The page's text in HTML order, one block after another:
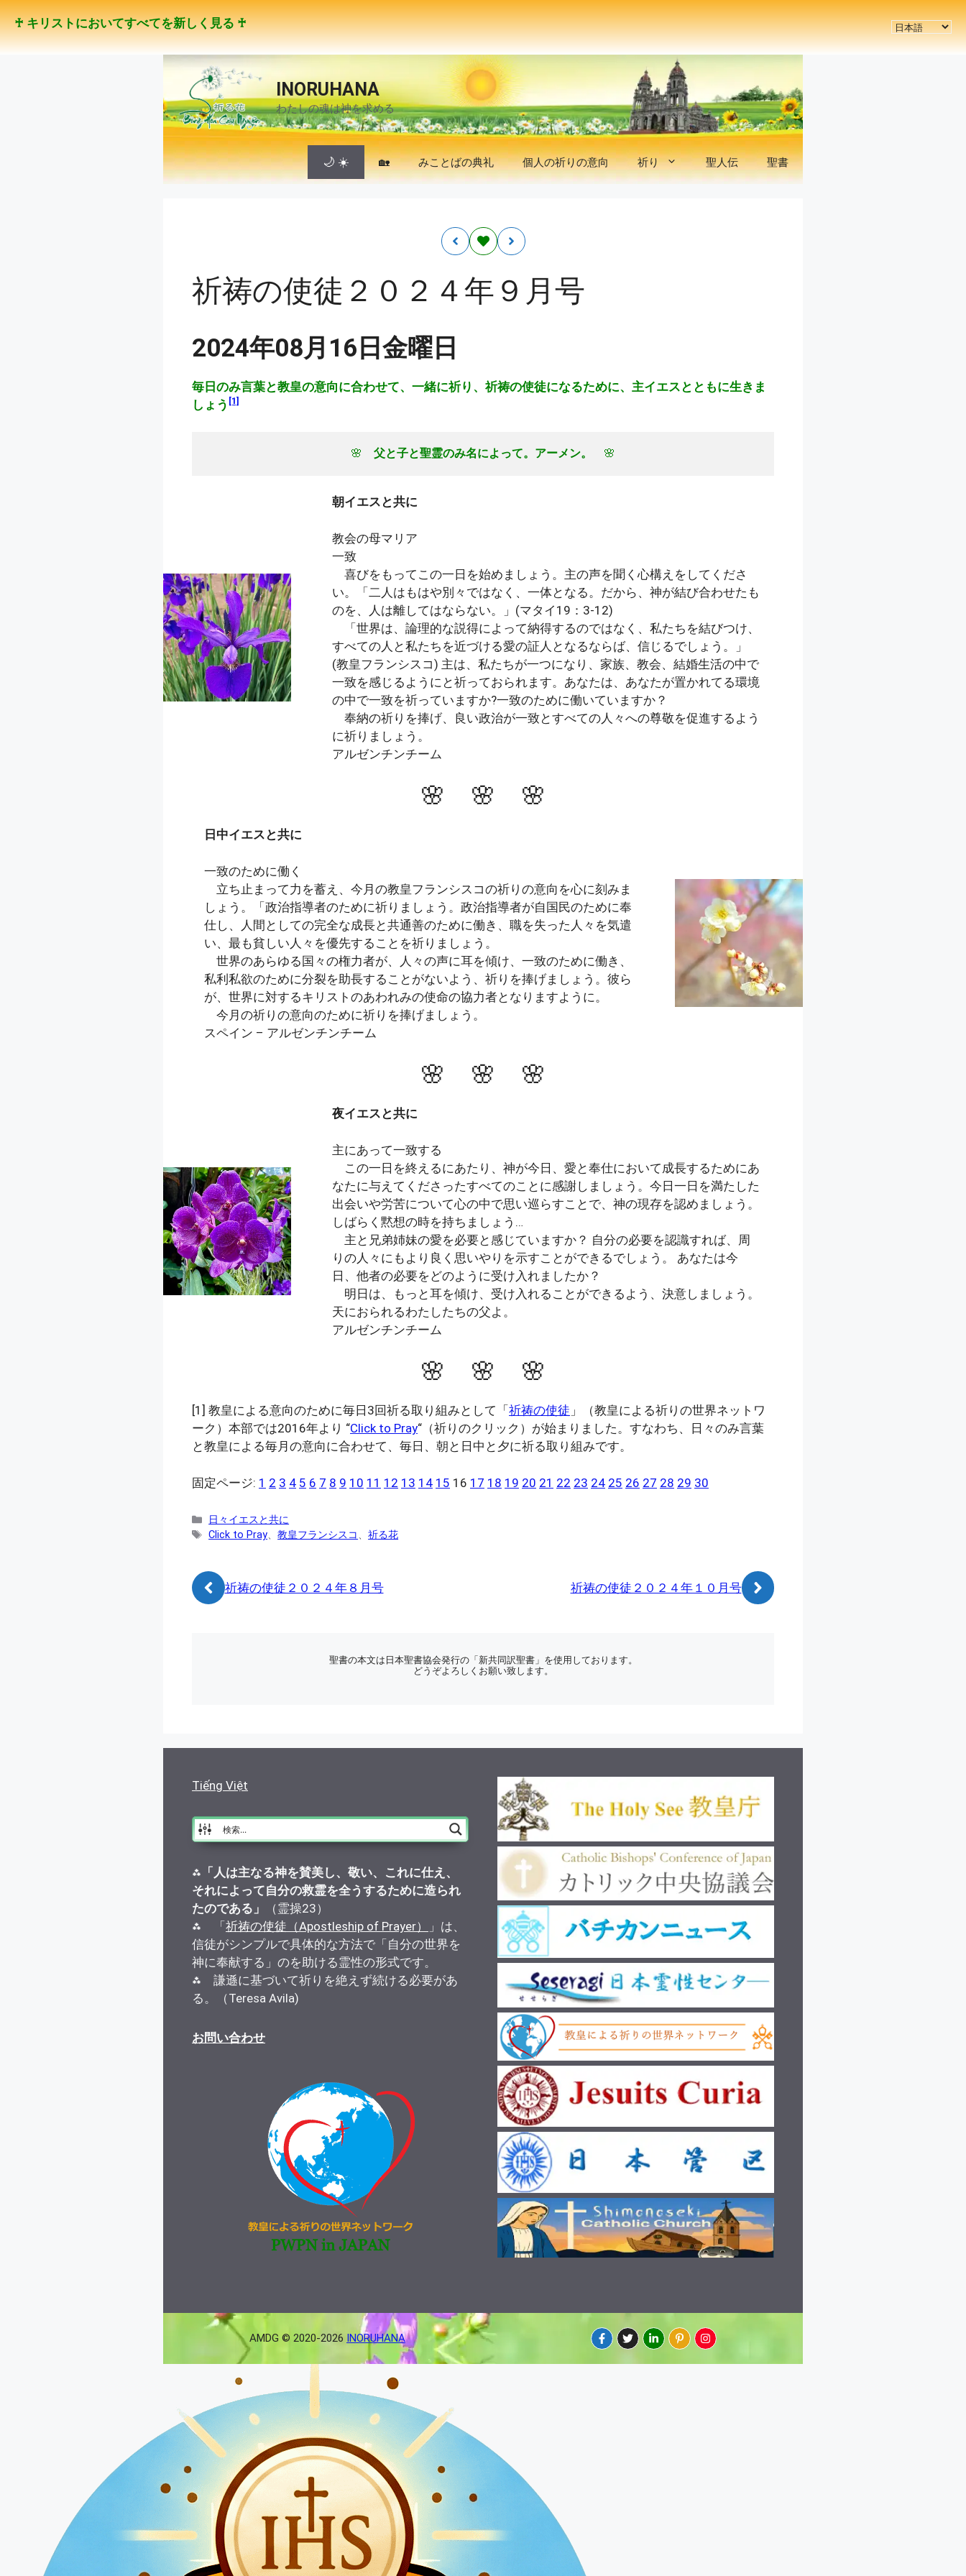
コ
ン
テ
♰ キリストにおいてすべてを新しく見る ♰
言
語
INORUHANA
わたしの魂は神を求める
🌙 ☀️ 🏡 みことばの典礼 個人の祈りの意向 祈り 聖人伝 聖書
祈祷の使徒２０２４年９月号
2024年08月16日金曜日
毎日のみ言葉と教皇の意向に合わせて、一緒に祈り、祈祷の使徒になるために、主イエスとともに生きま
しょう [1]
🌸 父と子と聖霊のみ名によって。アーメン。 🌸
朝イエスと共に
教会の母マリア
一致
喜びをもってこの一日を始めましょう。主の声を聞く心構えをしてくださ
い。「二人はもはや別々ではなく、一体となる。だから、神が結び合わせたも
のを、人は離してはならない。」(マタイ19：3-12)
「世界は、論理的な説得によって納得するのではなく、私たちを結びつけ、
すべての人と私たちを近づける愛の証人となるならば、信じるでしょう。」
(教皇フランシスコ) 主は、私たちが一つになり、家族、教会、結婚生活の中で
一致を感じるようにと祈っておられます。あなたは、あなたが置かれてる環境
の中で一致を祈っていますか?一致のために働いていますか？
奉納の祈りを捧げ、良い政治が一致とすべての人々への尊敬を促進するよう
に祈りましょう。
アルゼンチンチーム
🌸 🌸 🌸
日中イエスと共に
一致のために働く
立ち止まって力を蓄え、今月の教皇フランシスコの祈りの意向を心に刻みま
しょう。「政治指導者のために祈りましょう。政治指導者が自国民のために奉
仕し、人間としての完全な成長と共通善のために働き、職を失った人々を気遣
い、最も貧しい人々を優先することを祈りましょう。
世界のあらゆる国々の権力者が、人々の声に耳を傾け、一致のために働き、
私利私欲のために分裂を助長することがないよう、祈りを捧げましょう。彼ら
が、世界に対するキリストのあわれみの使命の協力者となりますように。
今月の祈りの意向のために祈りを捧げましょう。
スペイン – アルゼンチンチーム
🌸 🌸 🌸
夜イエスと共に
主にあって一致する
この一日を終えるにあたり、神が今日、愛と奉仕において成長するためにあ
なたに与えてくださったすべてのことに感謝しましょう。今日一日を満たした
出会いや労苦について心の中で思い巡らすことで、神の現存を認めましょう。
しばらく黙想の時を持ちましょう…
主と兄弟姉妹の愛を必要と感じていますか？ 自分の必要を認識すれば、周
りの人々にもより良く思いやりを示すことができるでしょう。 あなたは今
日、他者の必要をどのように受け入れましたか？
明日は、もっと耳を傾け、受け入れることができるよう、決意しましょう。
天におられるわたしたちの父よ。
アルゼンチンチーム
🌸 🌸 🌸
[1] 教皇による意向のために毎日3回祈る取り組みとして「 祈祷の使徒 」（教皇による祈りの世界ネットワ
ーク）本部では2016年より “Click to Pray“（祈りのクリック）が始まりました。すなわち、日々のみ言葉
と教皇による毎月の意向に合わせて、毎日、朝と日中と夕に祈る取り組みです。
固定ページ: 1 2 3 4 5 6 7 8 9 10 11 12 13 14 15 16 17 18 19 20 21 22 23 24 25 26 27 28 29 30
カ
テ
ー
日々イエスと共に
タ
Click to Pray、教皇フランシスコ、祈る花
祈祷の使徒２０２４年８月号 祈祷の使徒２０２４年１０月号
聖書の本文は日本聖書協会発行の「新共同訳聖書」を使用しております。
どうぞよろしくお願い致します。
Tiếng Việt
⁂ 「人は主なる神を賛美し、敬い、これに仕え、
それによって自分の救霊を全うするために造られ
たのである」
（霊操23）
⁂ 「祈祷の使徒（Apostleship of Prayer）
」は、
信徒がシンプルで具体的な方法で「自分の世界を
神に奉献する」のを助ける霊性の形式です。
⁂ 謙遜に基づいて祈りを絶えず続ける必要があ
る。（Teresa Avila)
お問い合わせ
AMDG © 2020-2026 INORUHANA